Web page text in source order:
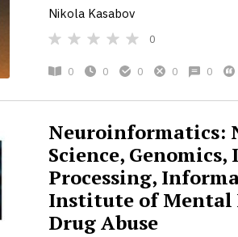
Nikola Kasabov
0
0 0 0 0 0
Neuroinformatics:
Science,
Processing,
Institute of
Drug Abuse